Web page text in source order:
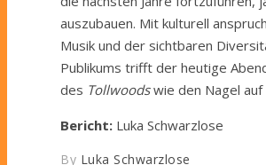
auszubauen. Mit kulturell
Musik und der sichtbaren
Publikums trifft der heutige
des Tollwoodswie den Nagel
Bericht: Luka Schwarzlose
By Luka Schwarzlose